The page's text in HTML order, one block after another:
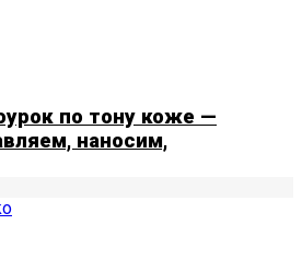
по тону коже —
наносим,